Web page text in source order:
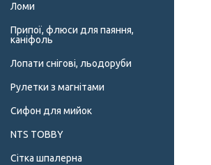
Ломи
Припої, флюси для паяння,
каніфоль
Лопати снігові, льодоруби
Рулетки з магнітами
Сифон для мийок
NTS TOBBY
Сітка шпалерна